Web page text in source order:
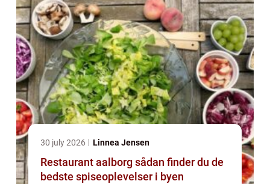
30 july 2026 Linnea Jensen
Restaurant aalborg sådan finder du de
bedste spiseoplevelser i byen